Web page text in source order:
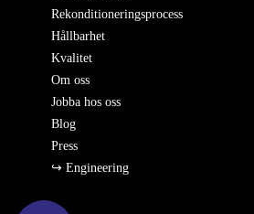
Rekonditioneringsprocess
Hållbarhet
Kvalitet
Om oss
Jobba hos oss
Blog
Press
↪ Engineering